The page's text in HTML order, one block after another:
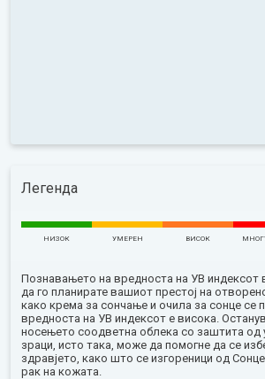
Легенда
НИЗОК УМЕРЕН ВИСОК
Познавањето на вредноста на УВ индексот
да го планирате вашиот престој на
како крема за сончање и очила за сонце се
вредноста на УВ индексот е висока.
носењето соодветна облека со заштита од
зраци, исто така, може да помогне да се
здравјето, како што се изгореници од
рак на кожата.